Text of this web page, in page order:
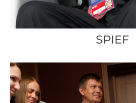
SPIEF